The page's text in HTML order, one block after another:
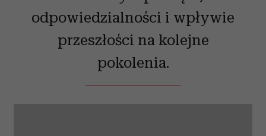
odpowiedzialności i wpływie
przeszłości na kolejne
pokolenia.